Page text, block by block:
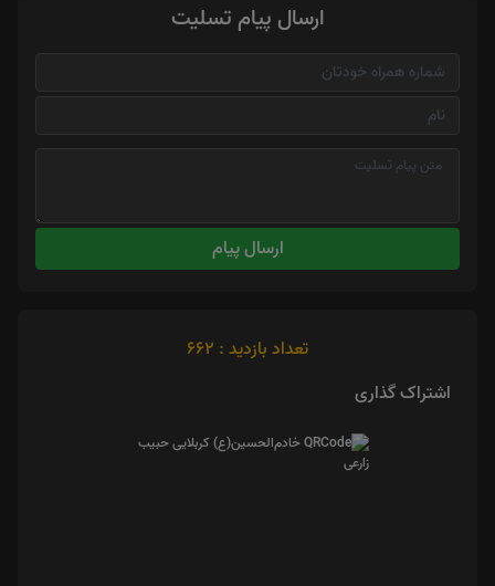
ارسال پیام تسلیت
ارسال پیام
تعداد بازدید : 662
اشتراک گذاری